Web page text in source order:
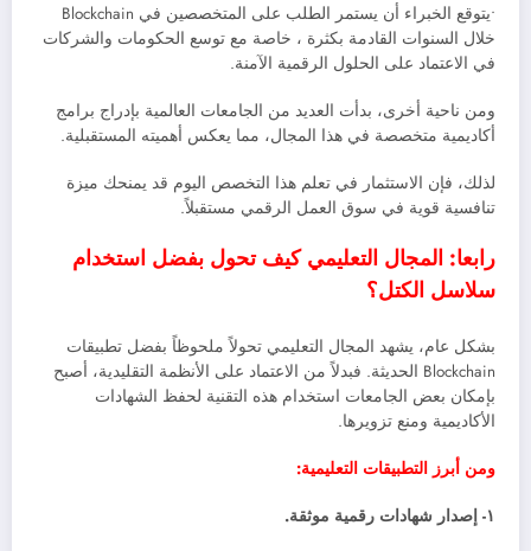
•يتوقع الخبراء أن يستمر الطلب على المتخصصين في Blockchain
خلال السنوات القادمة بكثرة ، خاصة مع توسع الحكومات والشركات
في الاعتماد على الحلول الرقمية الآمنة.
ومن ناحية أخرى، بدأت العديد من الجامعات العالمية بإدراج برامج
أكاديمية متخصصة في هذا المجال، مما يعكس أهميته المستقبلية.
لذلك، فإن الاستثمار في تعلم هذا التخصص اليوم قد يمنحك ميزة
تنافسية قوية في سوق العمل الرقمي مستقبلاً.
رابعا: المجال التعليمي كيف تحول بفضل استخدام
سلاسل الكتل؟
بشكل عام، يشهد المجال التعليمي تحولاً ملحوظاً بفضل تطبيقات
Blockchain الحديثة. فبدلاً من الاعتماد على الأنظمة التقليدية، أصبح
بإمكان بعض الجامعات استخدام هذه التقنية لحفظ الشهادات
الأكاديمية ومنع تزويرها.
ومن أبرز التطبيقات التعليمية:
١- إصدار شهادات رقمية موثقة.